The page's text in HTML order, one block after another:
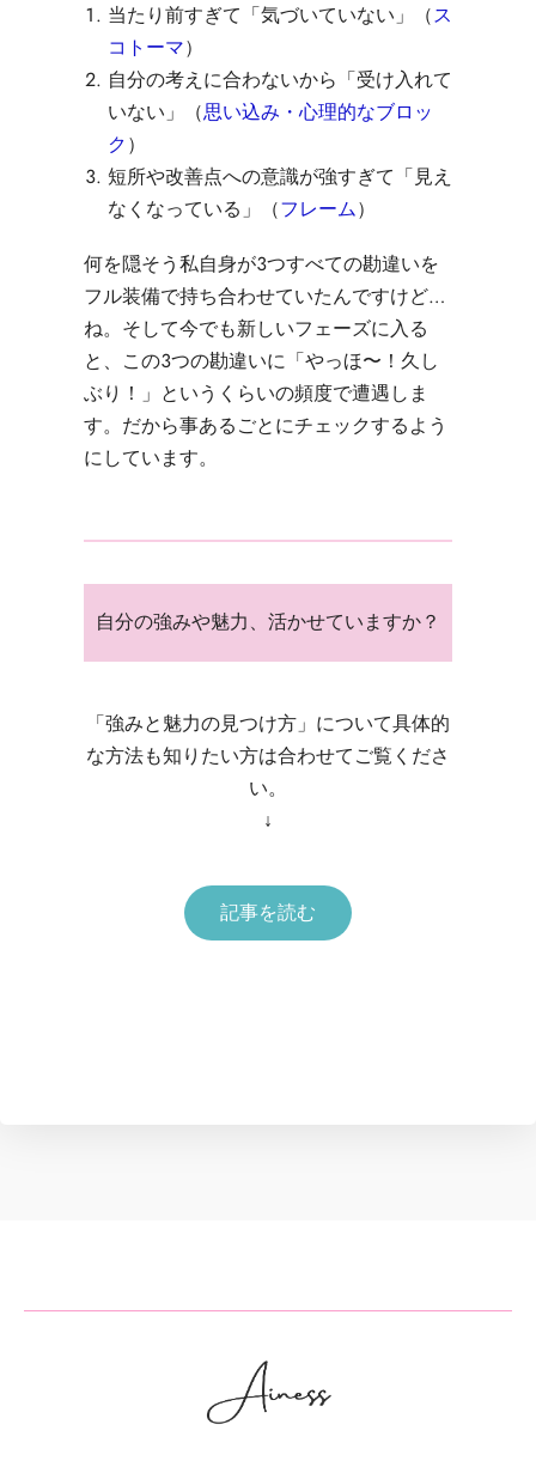
当たり前すぎて「気づいていない」（ス
コトーマ）
自分の考えに合わないから「受け入れて
いない」（思い込み・心理的なブロッ
ク）
短所や改善点への意識が強すぎて「見え
なくなっている」（フレーム）
何を隠そう私自身が３つすべての勘違いを
フル装備で持ち合わせていたんですけど…
ね。そして今でも新しいフェーズに入る
と、この３つの勘違いに「やっほ〜！久し
ぶり！」というくらいの頻度で遭遇しま
す。だから事あるごとにチェックするよう
にしています。
自分の強みや魅力、活かせていますか？
「強みと魅力の見つけ方」について具体的
な方法も知りたい方は合わせてご覧くださ
い。
↓
記事を読む